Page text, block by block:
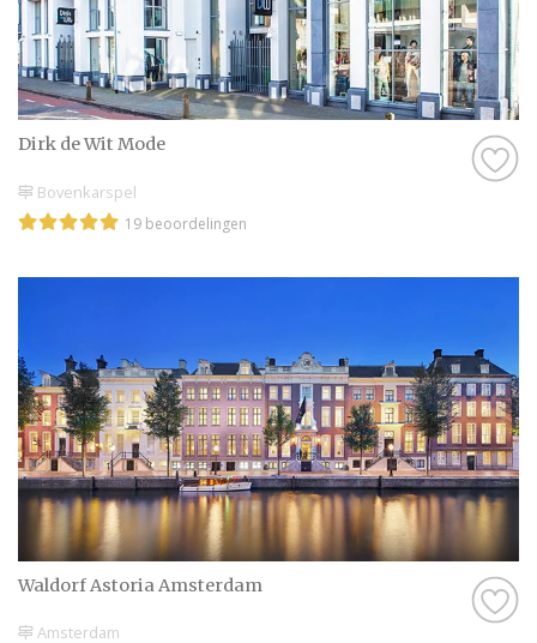
Dirk de Wit Mode
Bovenkarspel
19 beoordelingen
Waldorf Astoria Amsterdam
Amsterdam